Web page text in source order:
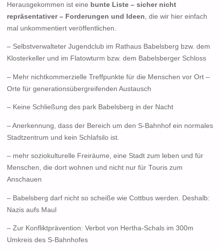
Herausgekommen ist eine bunte Liste – sicher nicht
repräsentativer – Forderungen und Ideen , die wir hier einfach
mal unkommentiert veröffentlichen.
– Selbstverwalteter Jugendclub im Rathaus Babelsberg bzw. dem
Klosterkeller und im Flatowturm bzw. dem Babelsberger Schloss
– Mehr nichtkommerzielle Treffpunkte für die Menschen vor Ort –
Orte für generationsübergreifenden Austausch
– Keine Schließung des park Babelsberg in der Nacht
– Anerkennung, dass der Bereich um den S-Bahnhof ein normales
Stadtzentrum und kein Schlafsilo ist.
– mehr soziokulturelle Freiräume, eine Stadt zum leben und für
Menschen, die dort wohnen und nicht nur für Touris zum
Anschauen
– Babelsberg darf nicht so scheiße wie Cottbus werden. Deshalb:
Nazis aufs Maul
– Zur Konfliktprävention: Verbot von Hertha-Schals im 300m
Umkreis des S-Bahnhofes